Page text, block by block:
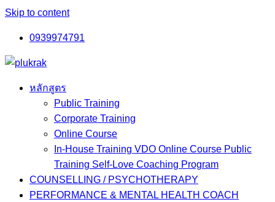
Skip to content
0939974791
หลักสูตร
Public Training
Corporate Training
Online Course
In-House Training VDO Online Course Public
Training Self-Love Coaching Program
COUNSELLING / PSYCHOTHERAPY
PERFORMANCE & MENTAL HEALTH COACH